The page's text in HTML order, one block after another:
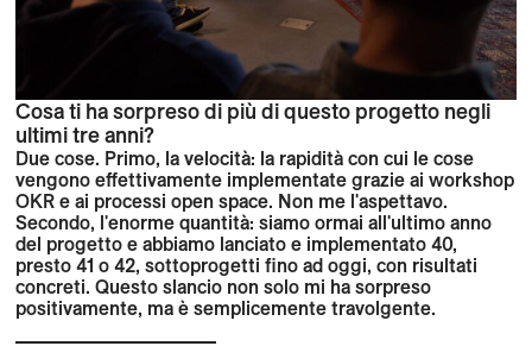
Cosa ti ha sorpreso di più di questo progetto negli
ultimi tre anni?
Due cose. Primo, la velocità: la rapidità con cui le cose
vengono effettivamente implementate grazie ai workshop
OKR e ai processi open space. Non me l'aspettavo.
Secondo, l'enorme quantità: siamo ormai all'ultimo anno
del progetto e abbiamo lanciato e implementato 40,
presto 41 o 42, sottoprogetti fino ad oggi, con risultati
concreti. Questo slancio non solo mi ha sorpreso
positivamente, ma è semplicemente travolgente.